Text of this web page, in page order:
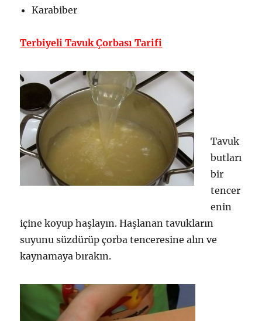
Karabiber
Terbiyeli Tavuk Çorbası Tarifi
Tavuk
butları
bir
tencer
enin
içine koyup haşlayın. Haşlanan tavukların
suyunu süzdürüp çorba tenceresine alın ve
kaynamaya bırakın.